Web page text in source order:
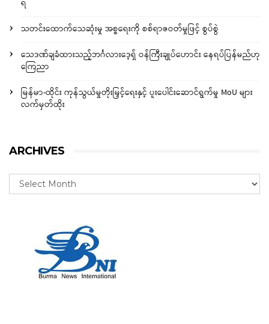
ရ
သတင်းထောက်သေဆုံးမှု အစ္စရေးကို စစ်ရာဇဝတ်မှုဖြင့် စွပ်စွဲ
သေဒဏ်ချခံထားသည့်ဘင်္ဂလားဒေ့ရှ် ဝန်ကြီးချုပ်ဟောင်း နေရပ်ပြန်မည်ဟု
ကြေညာ
မြန်မာ-ထိုင်း ကုန်သွယ်မှုတိုးမြှင့်ရေးနှင့် ပူးပေါင်းဆောင်ရွက်မှု MoU များ
လက်မှတ်ထိုး
ARCHIVES